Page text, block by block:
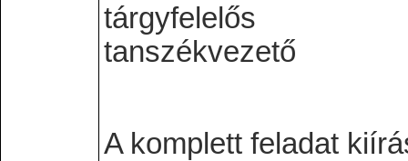
tárgyfelelős
tanszékvezető
A komplett feladat